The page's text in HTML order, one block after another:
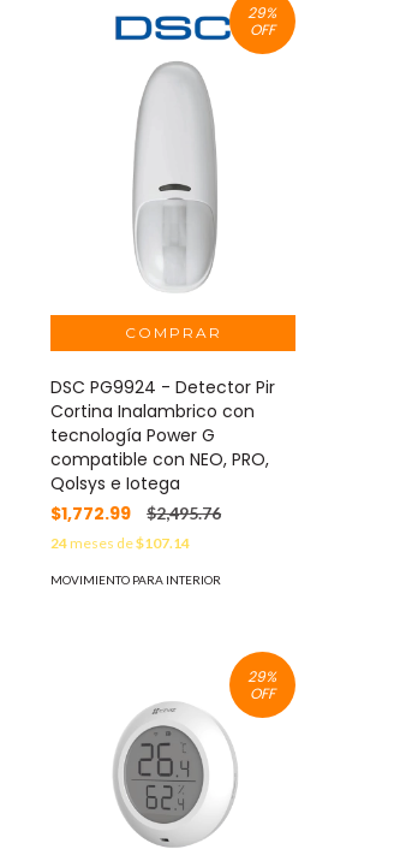
29%
OFF
DSC PG9924 - Detector Pir
Cortina Inalambrico con
tecnología Power G
compatible con NEO, PRO,
Qolsys e Iotega
$1,772.99
$2,495.76
24meses de$107.14
MOVIMIENTO PARA INTERIOR
29%
OFF